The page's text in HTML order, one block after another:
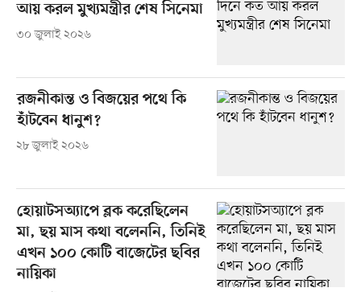
আয় করল মুখ্যমন্ত্রীর শেষ সিনেমা
৩০ জুলাই ২০২৬
রজনীকান্ত ও বিজয়ের পথে কি
হাঁটবেন ধানুশ?
২৮ জুলাই ২০২৬
হোয়াটসঅ্যাপে ব্লক করেছিলেন
মা, ছয় মাস কথা বলেননি, তিনিই
এখন ১০০ কোটি বাজেটের ছবির
নায়িকা